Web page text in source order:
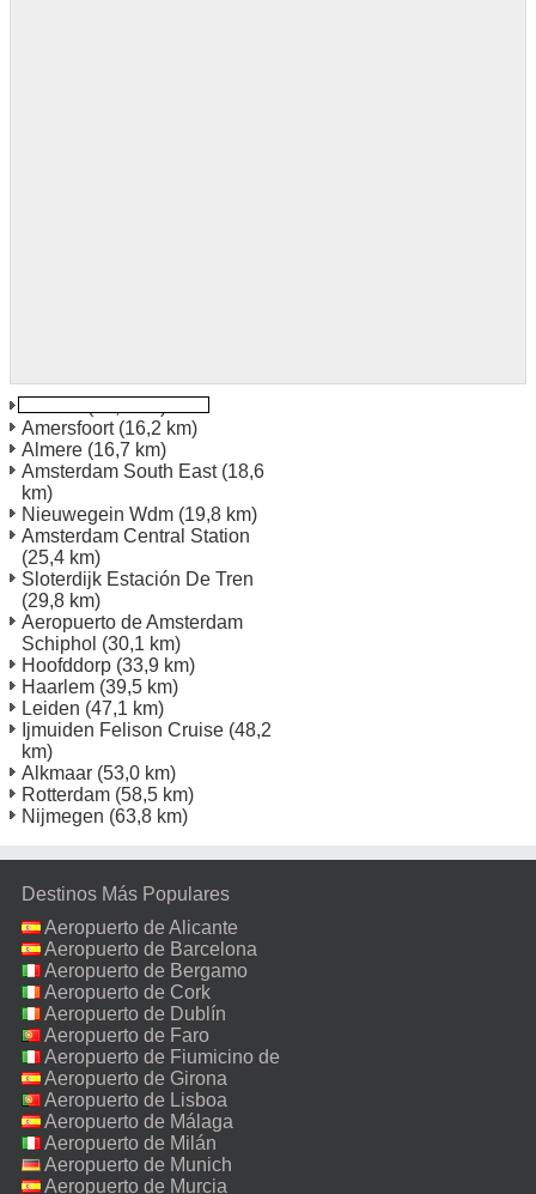
Amersfoort(16,2 km)
Almere (16,7 km)
Amsterdam South East(18,6
km)
Nieuwegein Wdm (19,8 km)
Amsterdam Central Station
(25,4 km)
Sloterdijk Estación De Tren
(29,8 km)
Aeropuerto de Amsterdam
Schiphol (30,1 km)
Hoofddorp (33,9 km)
Haarlem (39,5 km)
Leiden (47,1 km)
Ijmuiden Felison Cruise (48,2
km)
Alkmaar (53,0 km)
Rotterdam (58,5 km)
Nijmegen (63,8 km)
Destinos Más Populares
Aeropuerto de Alicante
Aeropuerto de Barcelona
Aeropuerto de Bergamo
Aeropuerto de Cork
Aeropuerto de Dublín
Aeropuerto de Faro
Aeropuerto de Fiumicino de
Roma
Aeropuerto de Girona
Aeropuerto de Lisboa
Aeropuerto de Málaga
Aeropuerto de Milán
Malpensa
Aeropuerto de Munich
Aeropuerto de Murcia